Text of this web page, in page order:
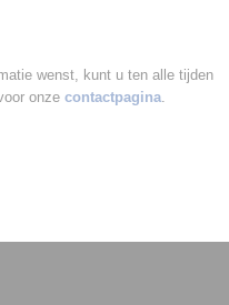
wenst, kunt u ten alle tijden
onze contactpagina.